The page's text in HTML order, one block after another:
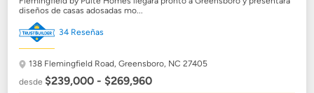
diseños de casas adosadas mo...
34 Reseñas
138 Flemingfield Road,Greensboro, NC 27405
desde$239,000 - $269,960